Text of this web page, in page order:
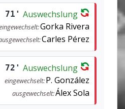
71' Auswechslung
Gorka Rivera
Carles Pérez
72' Auswechslung
eingewechselt:P. González
ausgewechselt:Álex Sola